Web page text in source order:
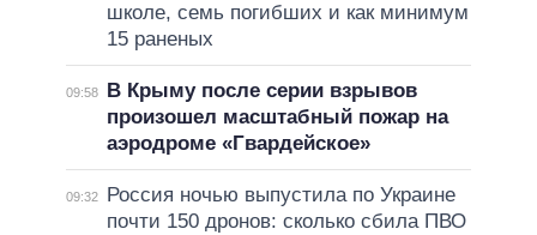
школе, семь погибших и как минимум
15 раненых
09:58
В Крыму после серии взрывов
произошел масштабный пожар на
аэродроме «Гвардейское»
09:32
Россия ночью выпустила по Украине
почти 150 дронов: сколько сбила ПВО